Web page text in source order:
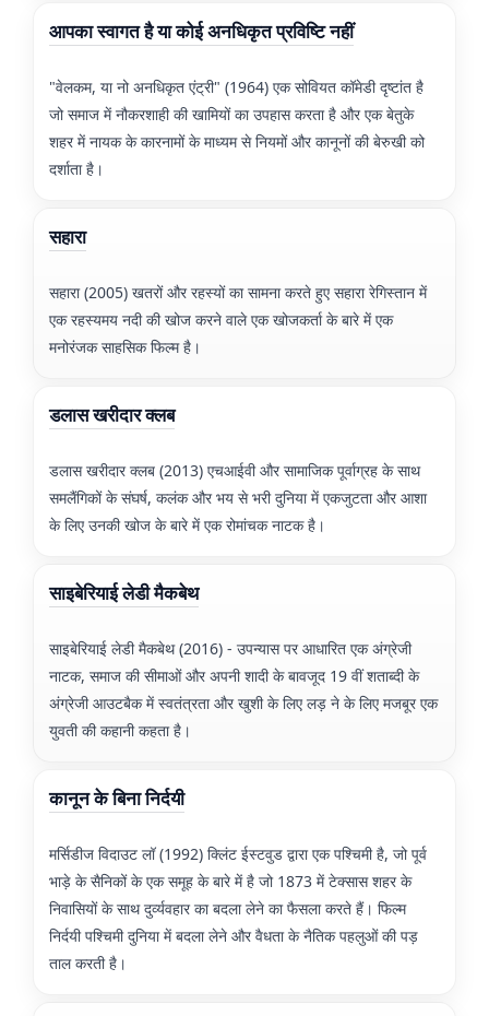
आपका स्वागत है या कोई अनधिकृत प्रविष्टि नहीं
"वेलकम, या नो अनधिकृत एंट्री" (1964) एक सोवियत कॉमेडी दृष्टांत है
जो समाज में नौकरशाही की खामियों का उपहास करता है और एक बेतुके
शहर में नायक के कारनामों के माध्यम से नियमों और कानूनों की बेरुखी को
दर्शाता है।
सहारा
सहारा (2005) खतरों और रहस्यों का सामना करते हुए सहारा रेगिस्तान में
एक रहस्यमय नदी की खोज करने वाले एक खोजकर्ता के बारे में एक
मनोरंजक साहसिक फिल्म है।
डलास खरीदार क्लब
डलास खरीदार क्लब (2013) एचआईवी और सामाजिक पूर्वाग्रह के साथ
समलैंगिकों के संघर्ष, कलंक और भय से भरी दुनिया में एकजुटता और आशा
के लिए उनकी खोज के बारे में एक रोमांचक नाटक है।
साइबेरियाई लेडी मैकबेथ
साइबेरियाई लेडी मैकबेथ (2016) - उपन्यास पर आधारित एक अंग्रेजी
नाटक, समाज की सीमाओं और अपनी शादी के बावजूद 19 वीं शताब्दी के
अंग्रेजी आउटबैक में स्वतंत्रता और खुशी के लिए लड़ ने के लिए मजबूर एक
युवती की कहानी कहता है।
कानून के बिना निर्दयी
मर्सिडीज विदाउट लॉ (1992) क्लिंट ईस्टवुड द्वारा एक पश्चिमी है, जो पूर्व
भाड़े के सैनिकों के एक समूह के बारे में है जो 1873 में टेक्सास शहर के
निवासियों के साथ दुर्व्यवहार का बदला लेने का फैसला करते हैं। फिल्म
निर्दयी पश्चिमी दुनिया में बदला लेने और वैधता के नैतिक पहलुओं की पड़
ताल करती है।